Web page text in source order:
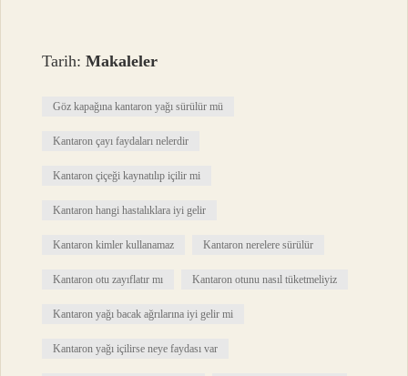
Tarih:Makaleler
Göz kapağına kantaron yağı sürülür mü
Kantaron çayı faydaları nelerdir
Kantaron çiçeği kaynatılıp içilir mi
Kantaron hangi hastalıklara iyi gelir
Kantaron kimler kullanamaz Kantaron nerelere sürülür
Kantaron otu zayıflatır mı Kantaron otunu nasıl tüketmeliyiz
Kantaron yağı bacak ağrılarına iyi gelir mi
Kantaron yağı içilirse neye faydası var